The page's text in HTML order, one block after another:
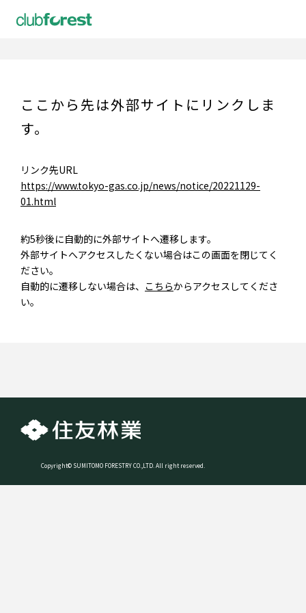
ここから先は外部サイトにリンクしま
す。
リンク先URL
https://www.tokyo-gas.co.jp/news/notice/20221129-
01.html
約5秒後に自動的に外部サイトへ遷移します。
外部サイトへアクセスしたくない場合はこの画面を閉じてく
ださい。
自動的に遷移しない場合は、 こちらからアクセスしてくださ
い。
Copyright© SUMITOMO FORESTRY CO.,LTD. All right reserved.